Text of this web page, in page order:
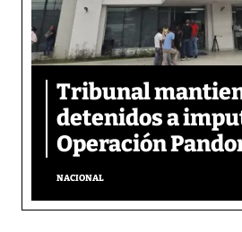
Tribunal
detenidos a
Operación
NACIONAL